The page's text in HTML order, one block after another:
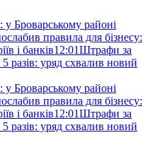
у Броварському районі
правила для бізнесу:
і банків12:01Штрафи за
разів: уряд схвалив новий
у Броварському районі
правила для бізнесу:
і банків12:01Штрафи за
разів: уряд схвалив новий